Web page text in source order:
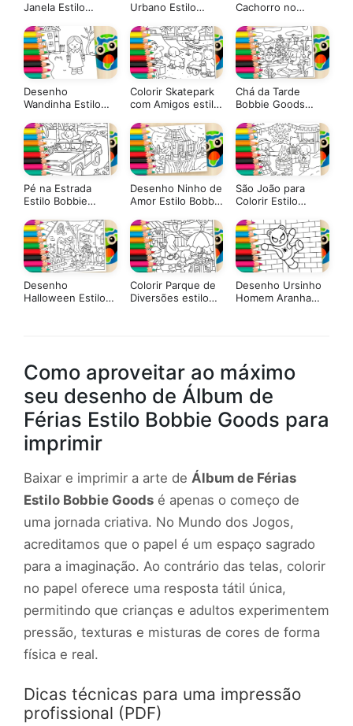
Janela Estilo
para Colorir
Urbano Estilo
para Colorir
Cachorro no
Bobbie Goods ▷
Pinte Agora
Desenho
Wandinha Estilo
para Colorir
Colorir Skatepark
com Amigos estilo
Online
Chá da Tarde
Bobbie Goods
Pé na Estrada
Estilo Bobbie
Desenho Ninho de
Amor Estilo Bobbie
São João para
Colorir Estilo
Desenho
Halloween Estilo
Colorir Parque de
Diversões estilo
Desenho Ursinho
Homem Aranha
Como aproveitar ao máximo
seu desenho de Álbum de
Férias Estilo Bobbie Goods para
imprimir
Baixar e imprimir a arte de Álbum de Férias
Estilo Bobbie Goods é apenas o começo de
uma jornada criativa. No Mundo dos Jogos,
acreditamos que o papel é um espaço sagrado
para a imaginação. Ao contrário das telas, colorir
no papel oferece uma resposta tátil única,
permitindo que crianças e adultos experimentem
pressão, texturas e misturas de cores de forma
física e real.
Dicas técnicas para uma impressão
profissional (PDF)